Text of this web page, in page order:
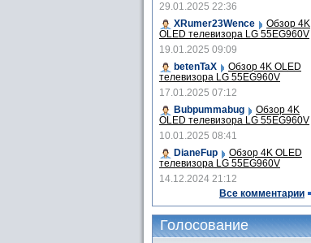
29.01.2025 22:36
XRumer23Wence
Обзор 4K
OLED телевизора LG 55EG960V
19.01.2025 09:09
betenTaX
Обзор 4K OLED
телевизора LG 55EG960V
17.01.2025 07:12
Bubpummabug
Обзор 4K
OLED телевизора LG 55EG960V
10.01.2025 08:41
DianeFup
Обзор 4K OLED
телевизора LG 55EG960V
14.12.2024 21:12
Все комментарии
Голосование